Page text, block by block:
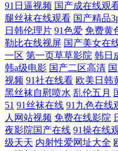
91日逼视频 国产成在线观
腿丝袜在线观看 国产精品
日韩伦理片 91色爱 免费黄
勒比在线视屏 国产美女在
一区 第一页草草影院 韩日
韩a级电影 国产二区高清
视频 91社在线看 欧美日韩
黑丝袜自慰喷水 乱伦五月
51 91丝袜在线 91九色在线
人网站视频 免费在线影院
夜影院国产在线 91操在线
级天天 内射性爱网址大全